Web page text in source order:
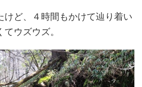
けど、４時間もかけて辿り着い
ウズウズ。